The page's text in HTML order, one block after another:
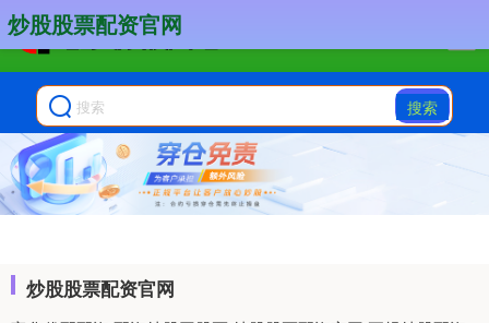
搜索
炒股股票配资官网
炒股股票配资官网